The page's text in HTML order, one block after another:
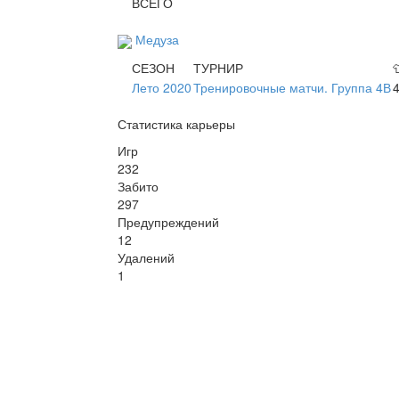
Медуза
СЕЗОН
ТУРНИР
Лето 2020Тренировочные матчи. Группа 4В4
Статистика карьеры
Игр
232
Забито
297
Предупреждений
12
Удалений
1